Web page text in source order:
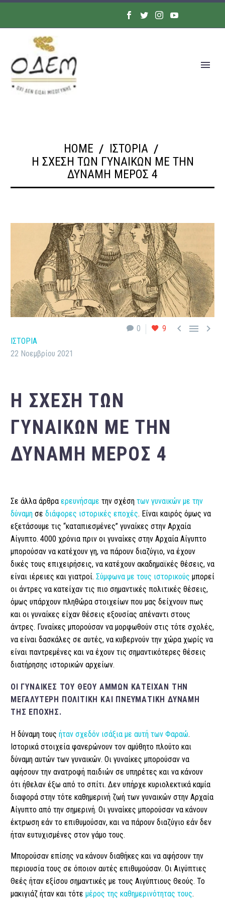
HOME
ΙΣΤΟΡΙΑ
Η ΣΧΈΣΗ ΤΩΝ ΓΥΝΑΙΚΏΝ ΜΕ ΤΗΝ
ΔΎΝΑΜΗ ΜΈΡΟΣ 4
0 9   
ΙΣΤΟΡΙΑ
22 Νοεμβρίου 2021
Η ΣΧΈΣΗ ΤΩΝ
ΓΥΝΑΙΚΏΝ ΜΕ ΤΗΝ
ΔΎΝΑΜΗ ΜΈΡΟΣ 4
Σε άλλα άρθρα ερευνήσαμε την σχέση των γυναικών με την
δύναμη σε διάφορες ιστορικές εποχές. Είναι καιρός όμως να
εξετάσουμε τις “καταπιεσμένες” γυναίκες στην Αρχαία
Αίγυπτο. 4000 χρόνια πριν οι γυναίκες στην Αρχαία Αίγυπτο
μπορούσαν να κατέχουν γη, να πάρουν διαζύγιο, να έχουν
δικές τους επιχειρήσεις, να κατέχουν ακαδημαϊκές θέσεις, να
είναι ιέρειες και γιατροί. Σύμφωνα με τους ιστορικούς μπορεί
οι άντρες να κατείχαν τις πιο σημαντικές πολιτικές θέσεις,
όμως υπάρχουν πληθώρα στοιχείων που μας δείχνουν πως
και οι γυναίκες είχαν θέσεις εξουσίας απέναντι στους
άντρες. Γυναίκες μπορούσαν να μορφωθούν στις τότε σχολές,
να είναι δασκάλες σε αυτές, να κυβερνούν την χώρα χωρίς να
είναι παντρεμένες και να έχουν τις σημαντικότερες θέσεις
διατήρησης ιστορικών αρχείων.
ΟΙ ΓΥΝΑΊΚΕΣ ΤΟΥ ΘΕΟΎ ΆΜΜΩΝ ΚΑΤΕΊΧΑΝ ΤΗΝ
ΜΕΓΑΛΎΤΕΡΗ ΠΟΛΙΤΙΚΉ ΚΑΙ ΠΝΕΥΜΑΤΙΚΉ ΔΎΝΑΜΗ
ΤΗΣ ΕΠΟΧΉΣ.
Η δύναμη τους ήταν σχεδόν ισάξια με αυτή των Φαραώ.
Ιστορικά στοιχεία φανερώνουν τον αμύθητο πλούτο και
δύναμη αυτών των γυναικών. Οι γυναίκες μπορούσαν να
αφήσουν την ανατροφή παιδιών σε υπηρέτες και να κάνουν
ότι ήθελαν έξω από το σπίτι. Δεν υπήρχε κυριολεκτικά καμία
διαφορά στην τότε καθημερινή ζωή των γυναικών στην Αρχαία
Αίγυπτο από την σημερινή. Οι γυναίκες μπορούσαν να κάνουν
έκτρωση εάν το επιθυμούσαν, και να πάρουν διαζύγιο εάν δεν
ήταν ευτυχισμένες στον γάμο τους.
Μπορούσαν επίσης να κάνουν διαθήκες και να αφήσουν την
περιουσία τους σε όποιον αυτές επιθυμούσαν. Οι Αιγύπτιες
Θεές ήταν εξίσου σημαντικές με τους Αιγύπτιους Θεούς. Το
μακιγιάζ ήταν και τότε μέρος της καθημερινότητας τους.